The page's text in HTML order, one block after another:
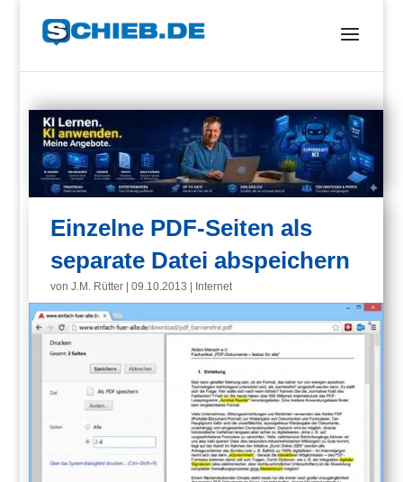
Einzelne PDF-Seiten als
separate Datei abspeichern
vonJ.M. Rütter |09.10.2013 Internet